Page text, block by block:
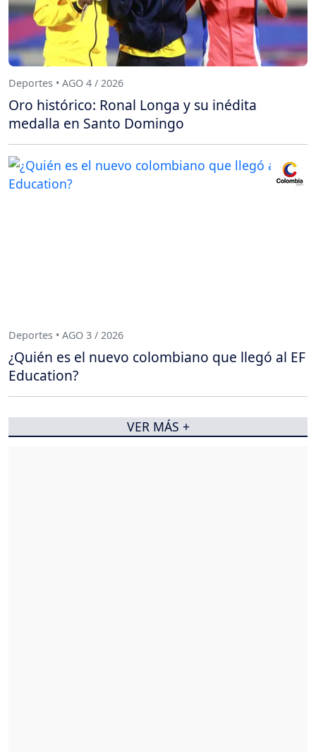
Deportes • AGO 4 / 2026
Oro histórico: Ronal Longa y su inédita
medalla en Santo Domingo
Deportes • AGO 3 / 2026
¿Quién es el nuevo colombiano que llegó al EF
Education?
VER MÁS +